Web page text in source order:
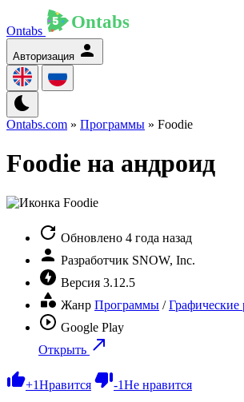
Ontabs
Авторизация
Ontabs.com » Программы » Foodie
Foodie на андроид
Обновлено 4 года назад
Разработчик SNOW, Inc.
Версия 3.12.5
Жанр Программы /Графические
Google Play
Открыть
+1Нравится -1Не нравится